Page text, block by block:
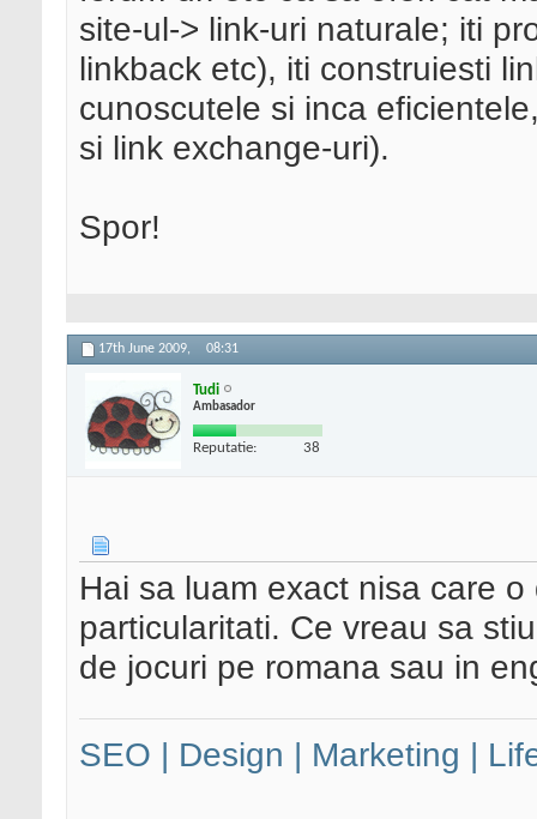
site-ul-> link-uri naturale; iti
linkback etc), iti construiesti
cunoscutele si inca
si link exchange-uri).
Spor!
17th June 2009, 08:31
Tudi
Ambasador
Reputatie: 38
Hai sa luam exact nisa care
particularitati. Ce vreau sa
de jocuri pe romana sau in
SEO | Design | Marketing |